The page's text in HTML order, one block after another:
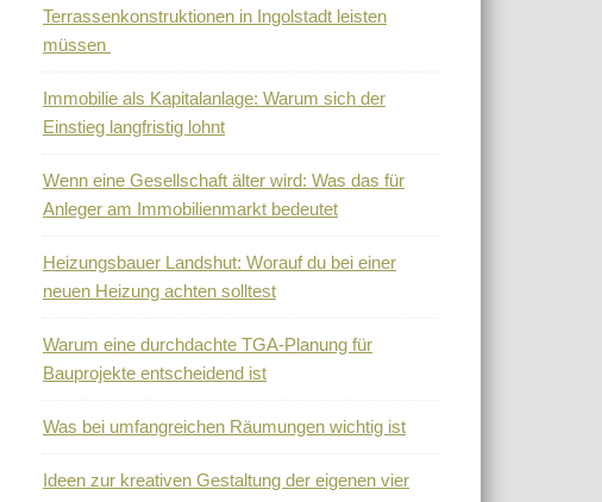
Terrassenkonstruktionen in Ingolstadt leisten
müssen
Immobilie als Kapitalanlage: Warum sich der
Einstieg langfristig lohnt
Wenn eine Gesellschaft älter wird: Was das für
Anleger am Immobilienmarkt bedeutet
Heizungsbauer Landshut: Worauf du bei einer
neuen Heizung achten solltest
Warum eine durchdachte TGA-Planung für
Bauprojekte entscheidend ist
Was bei umfangreichen Räumungen wichtig ist
Ideen zur kreativen Gestaltung der eigenen vier